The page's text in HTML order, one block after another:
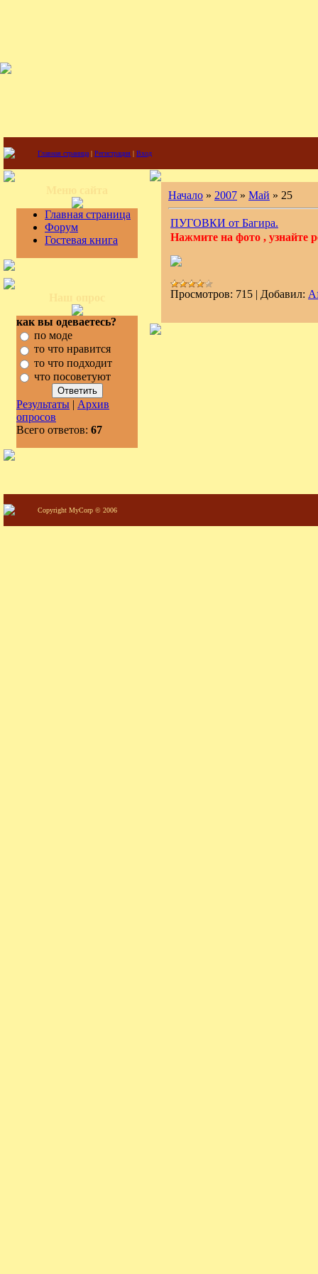
Главная страница | Регистрация | Вход
Главная страница
Форум
Гостевая книга
как вы одеваетесь?
по моде
то что нравится
то что подходит
что посоветуют
Результаты | Архив
опросов
Всего ответов: 67
Начало » 2007 » Май » 25
ПУГОВКИ от Багира.
Нажмите на фото , узнайте
Просмотров: 715 | Добавил:
Copyright MyCorp © 2006